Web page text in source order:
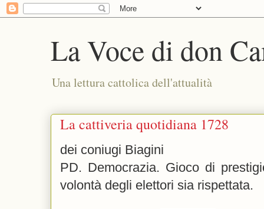
La Voce di don
Una lettura cattolica dell'attualità
La cattiveria quotidiana 1728
dei coniugi Biagini
PD. Democrazia. Gioco di
volontà degli elettori sia rispettata.